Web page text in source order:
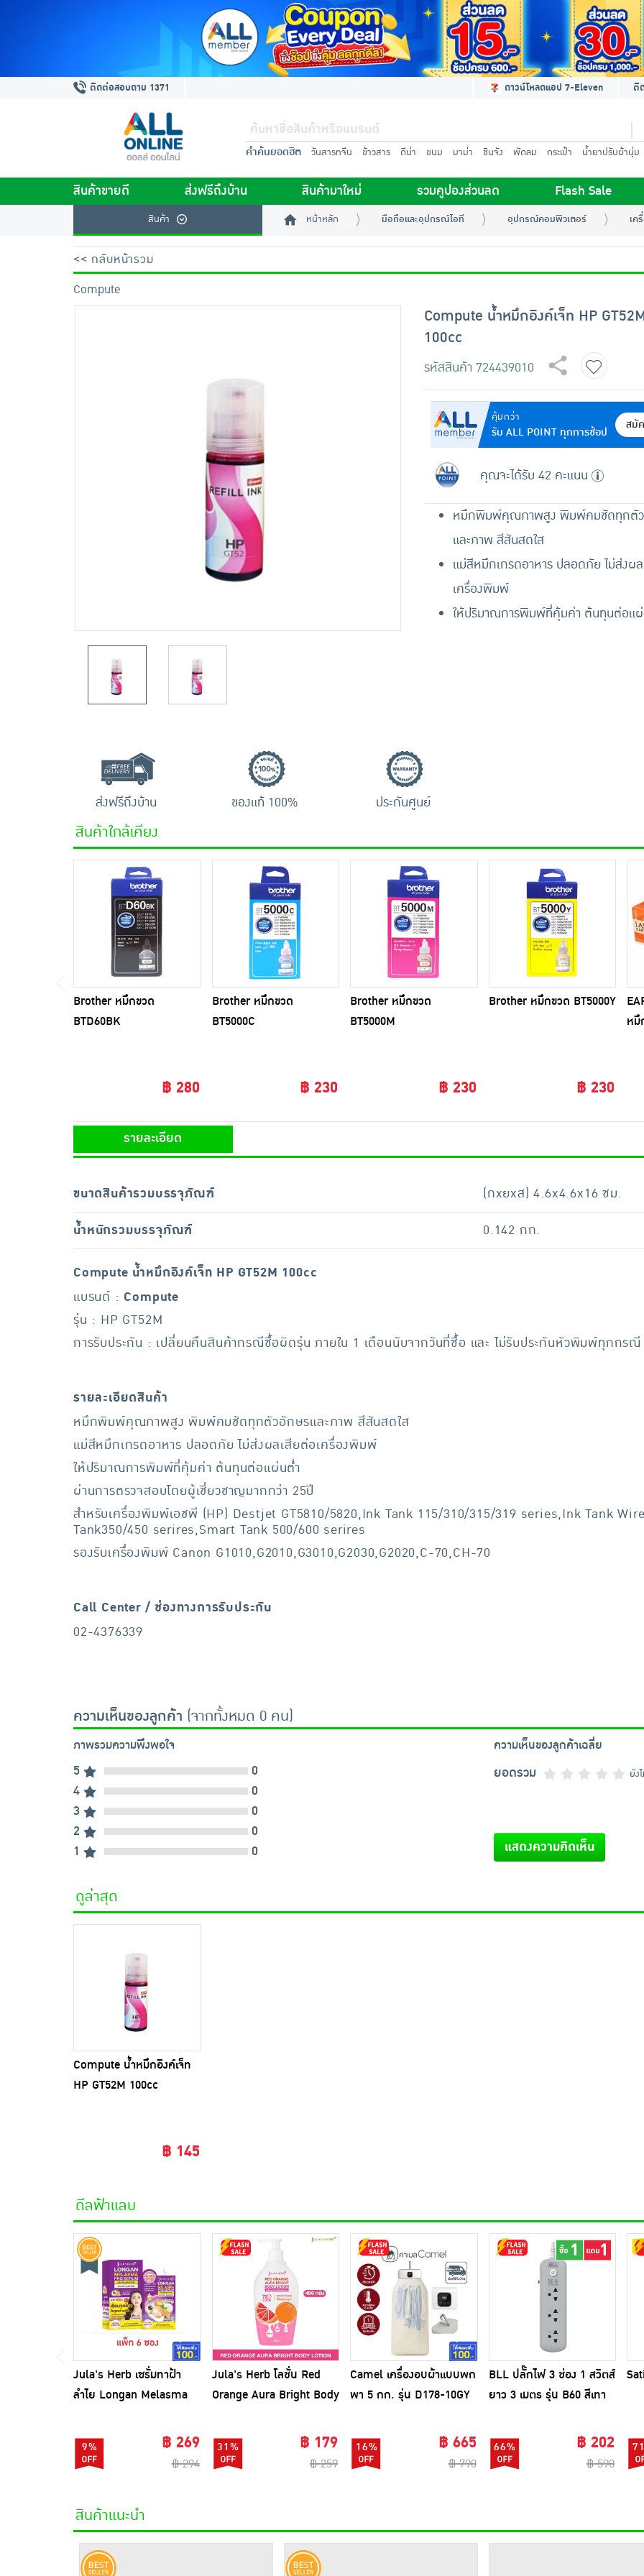
ติดต่อสอบถาม 1371 ดาวน์โหลดแอป 7-Eleven ติ
คำค้นยอดฮิต วันสารทจีน ข้าวสาร ดีน่า ขนม มาม่า ชินจัง พัดลม กระเป๋า น้ำยาปรับผ้านุ่ม
สินค้าขายดี ส่งฟรีถึงบ้าน สินค้ามาใหม่ รวมคูปองส่วนลด Flash Sale
สินค้า หน้าหลัก มือถือและอุปกรณ์ไอที อุปกรณ์คอมพิวเตอร์ เค
<< กลับหน้ารวม
Compute
Compute น้ำหมึกอิงค์เจ็ท HP
100cc
รหัสสินค้า 724439010
คุ้มกว่า
รับ ALL POINT ทุกการช้อป
สมั
คุณจะได้รับ 42 คะแนน
หมึกพิมพ์คุณภาพสูง พิมพ์คมชัดทุกตั
และภาพ สีสันสดใส
แม่สีหมึกเกรดอาหาร ปลอดภัย ไม่ส่งผ
เครื่องพิมพ์
ให้ปริมาณการพิมพ์ที่คุ้มค่า ต้นทุนต่อแ
ส่งฟรีถึงบ้าน ของแท้ 100% ประกันศูนย์
สินค้าใกล้เคียง
Brother หมึกขวด
BTD60BK
฿ 280
Brother หมึกขวด
BT5000C
฿ 230
Brother หมึกขวด
BT5000M
฿ 230
Brother หมึกขวด BT5000Y
฿ 230
หมึ
รายละเอียด
ขนาดสินค้ารวมบรรจุภัณฑ์
(กxยxส) 4.6x4.6x16 ซม.
น้ำหนักรวมบรรจุภัณฑ์
0.142 กก.
Compute น้ำหมึกอิงค์เจ็ท HP GT52M 100cc
แบรนด์ : Compute
รุ่น : HP GT52M
การรับประกัน : เปลี่ยนคืนสินค้ากรณีซื้อผิดรุ่น ภายใน 1 เดือนนับจากวันที่ซื้อ และ ไม่รับประกันหัวพิมพ์ทุกกรณี
รายละเอียดสินค้า
หมึกพิมพ์คุณภาพสูง พิมพ์คมชัดทุกตัวอักษรและภาพ สีสันสดใส
แม่สีหมึกเกรดอาหาร ปลอดภัย ไม่ส่งผลเสียต่อเครื่องพิมพ์
ให้ปริมาณการพิมพ์ที่คุ้มค่า ต้นทุนต่อแผ่นต่ำ
ผ่านการตรวจสอบโดยผู้เชี่ยวชาญมากกว่า 25ปี
สำหรับเครื่องพิมพ์เอชพี (HP) Destjet GT5810/5820,Ink Tank 115/310/315/319 series,Ink Tank
Tank350/450 serires,Smart Tank 500/600 serires
รองรับเครื่องพิมพ์ Canon G1010,G2010,G3010,G2030,G2020,C-70,CH-70
Call Center / ช่องทางการรับประกัน
02-4376339
ความเห็นของลูกค้า (จากทั้งหมด 0 คน)
ภาพรวมความพึงพอใจ
5
0
4
0
3
0
2
0
1
0
ความเห็นของลูกค้าเฉลี่ย
ยอดรวม ยัง
แสดงความคิดเห็น
ดูล่าสุด
Compute น้ำหมึกอิงค์เจ็ท
HP GT52M 100cc
฿ 145
ดีลฟ้าแลบ
Jula's Herb เซรั่มทาฝ้า
ลำไย Longan Melasma
9% ฿ 269
฿ 294
Jula's Herb โลชั่น Red
Orange Aura Bright Body
31% ฿ 179
฿ 259
Camel เครื่องอบผ้าแบบพก
พา 5 กก. รุ่น D178-10GY
16% ฿ 665
฿ 790
BLL ปลั๊กไฟ 3 ช่อง 1 สวิตส์
ยาว 3 เมตร รุ่น B60 สีเทา
66% ฿ 202
฿ 590
สินค้าแนะนำ